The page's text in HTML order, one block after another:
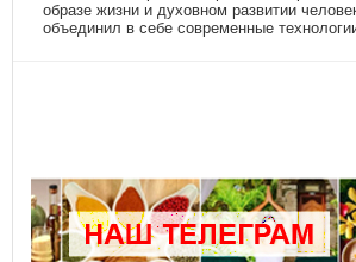
образе жизни и духовном развитии
объединил в себе современные